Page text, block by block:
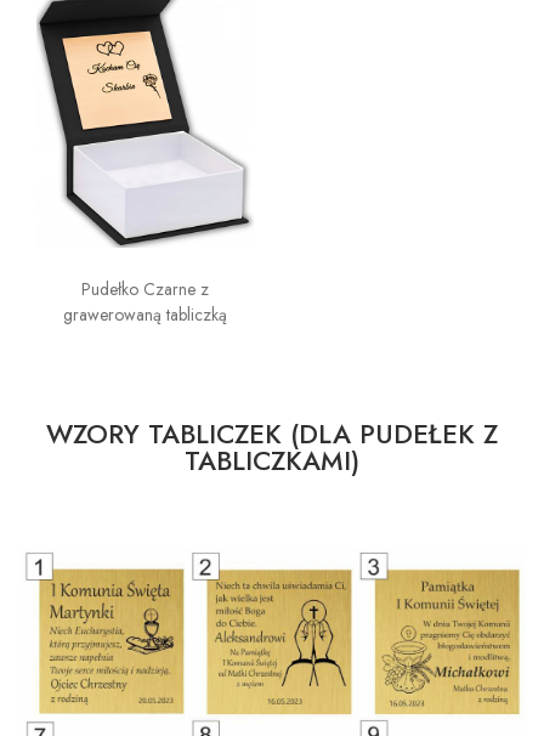
Pudełko Czarne z
grawerowaną tabliczką
WZORY TABLICZEK (DLA PUDEŁEK Z
TABLICZKAMI)